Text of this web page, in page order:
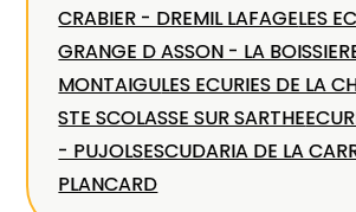
CRABIER - DREMIL LAFAGELES
GRANGE D ASSON - LA
MONTAIGULES ECURIES DE LA
STE SCOLASSE SUR SARTHE
- PUJOLSESCUDARIA DE LA
PLANCARD